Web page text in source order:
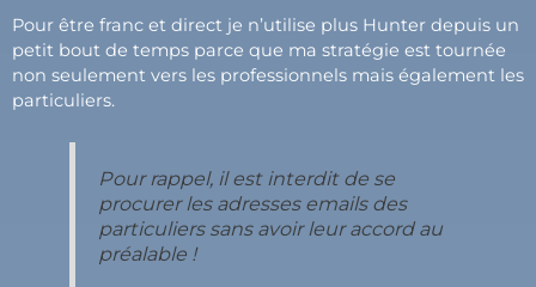
Pour être franc et direct je n’utilise plus Hunter depuis un
petit bout de temps parce que ma stratégie est tournée
non seulement vers les professionnels mais également les
particuliers.
Pour rappel, il est interdit de se
procurer les adresses emails des
particuliers sans avoir leur accord au
préalable !